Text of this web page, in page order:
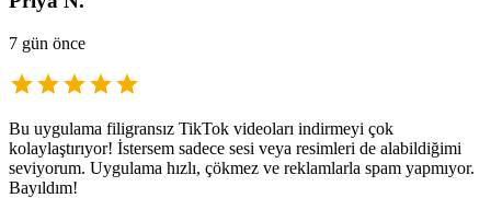
7 gün önce
Bu uygulama filigransız TikTok videoları indirmeyi çok
kolaylaştırıyor! İstersem sadece sesi veya resimleri de alabildiğimi
seviyorum. Uygulama hızlı, çökmez ve reklamlarla spam yapmıyor.
Bayıldım!